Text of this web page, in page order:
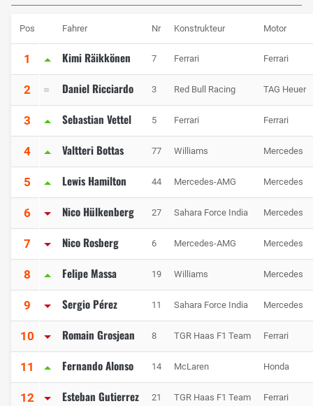
Pos Fahrer Nr Konstrukteur Motor
1 Kimi Räikkönen 7 Ferrari Ferrari
2 Daniel Ricciardo 3 Red Bull Racing TAG Heuer
3 Sebastian Vettel 5 Ferrari Ferrari
4 Valtteri Bottas 77 Williams Mercedes
5 Lewis Hamilton 44 Mercedes-AMG Mercedes
6 Nico Hülkenberg 27 Sahara Force India Mercedes
7 Nico Rosberg 6 Mercedes-AMG Mercedes
8 Felipe Massa 19 Williams Mercedes
9 Sergio Pérez 11 Sahara Force India Mercedes
10 Romain Grosjean 8 TGR Haas F1 Team Ferrari
11 Fernando Alonso 14 McLaren Honda
12 Esteban Gutierrez 21 TGR Haas F1 Team Ferrari